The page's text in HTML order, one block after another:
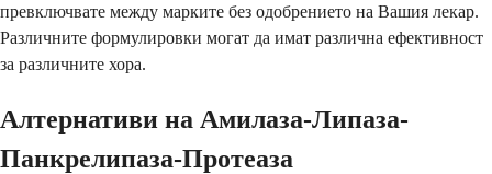
превключвате между марките без одобрението на Вашия лекар.
Различните формулировки могат да имат различна ефективност
за различните хора.
Алтернативи на Амилаза-Липаза-
Панкрелипаза-Протеаза